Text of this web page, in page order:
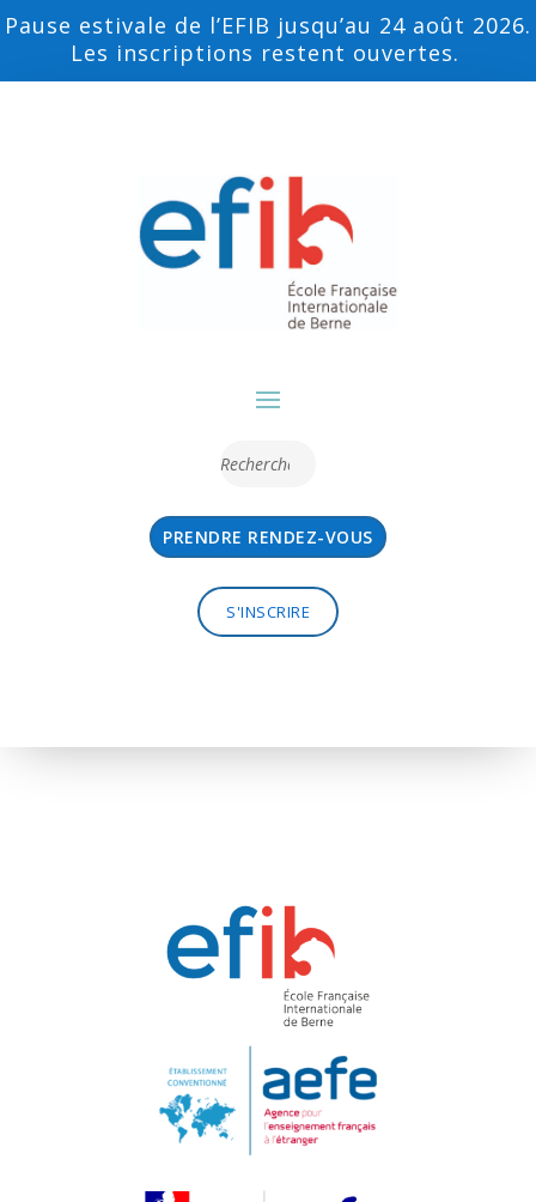
Pause estivale de l’EFIB jusqu’au 24 août 2026.
Les inscriptions restent ouvertes.
PRENDRE RENDEZ-VOUS
S'INSCRIRE